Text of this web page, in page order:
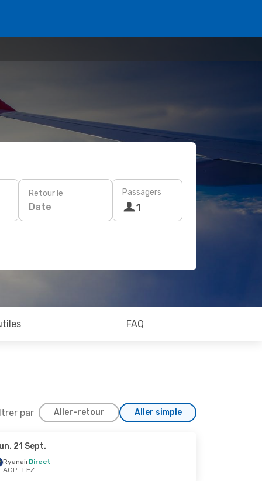
Retour le
Date
Passagers
1
FAQ
par Aller-retour Aller simple
Août
21 Sept.
RyanairDirect
AGP- FEZ